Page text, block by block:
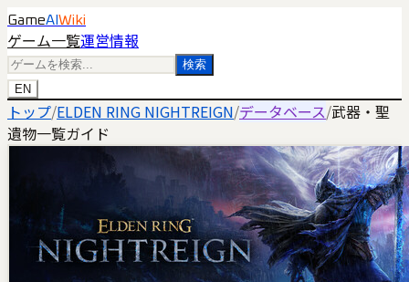
GameAI Wiki
ゲーム一覧運営情報
検索
EN
トップ/ELDEN RING NIGHTREIGN/データベース/武器・聖
遺物一覧ガイド